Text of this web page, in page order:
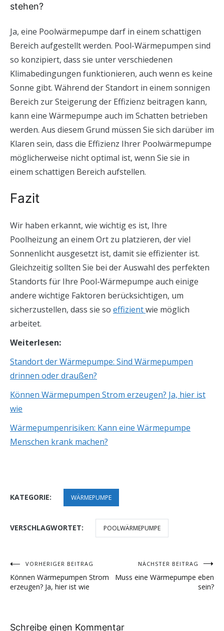
stehen?
Ja, eine Poolwärmepumpe darf in einem schattigen
Bereich aufgestellt werden. Pool-Wärmepumpen sind
so konzipiert, dass sie unter verschiedenen
Klimabedingungen funktionieren, auch wenn es keine
Sonne gibt. Während der Standort in einem sonnigen
Bereich zur Steigerung der Effizienz beitragen kann,
kann eine Wärmepumpe auch im Schatten betrieben
werden. Aus diesem Grund müssen Sie sich darüber im
Klaren sein, dass die Effizienz Ihrer Poolwärmepumpe
möglicherweise nicht optimal ist, wenn Sie sie in
einem schattigen Bereich aufstellen.
Fazit
Wir haben erkannt, wie wichtig es ist, Ihre
Poolheizung an einem Ort zu platzieren, der viel
Sonnenlicht ausgesetzt ist, damit sie effizienter ist.
Gleichzeitig sollten Sie bei der Auswahl des perfekten
Standorts für Ihre Pool-Wärmepumpe auch einige
andere wichtige Faktoren berücksichtigen, um
sicherzustellen, dass sie so effizientwie möglich
arbeitet.
Weiterlesen:
Standort der Wärmepumpe: Sind Wärmepumpen
drinnen oder draußen?
Können Wärmepumpen Strom erzeugen? Ja, hier ist
wie
Wärmepumpenrisiken: Kann eine Wärmepumpe
Menschen krank machen?
KATEGORIE: WÄRMEPUMPE
VERSCHLAGWORTET: POOLWÄRMEPUMPE
Beitragsnavigation
VORHERIGER BEITRAG
Können Wärmepumpen Strom
erzeugen? Ja, hier ist wie
NÄCHSTER BEITRAG
Muss eine Wärmepumpe eben
sein?
Schreibe einen Kommentar